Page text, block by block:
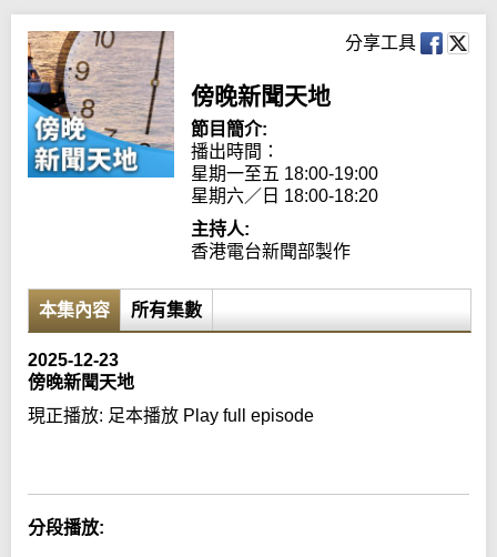
c
h
分享工具
傍晚新聞天地
節目簡介:
播出時間：
星期一至五 18:00-19:00
星期六／日 18:00-18:20
主持人:
香港電台新聞部製作
本集內容 所有集數
2025-12-23
傍晚新聞天地
現正播放: 足本播放 Play full episode
分段播放: